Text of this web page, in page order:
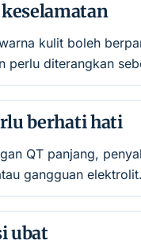
kulit boleh
perlu diterangkan
berhati hati
QT panjang,
gangguan elektrolit.
ubat